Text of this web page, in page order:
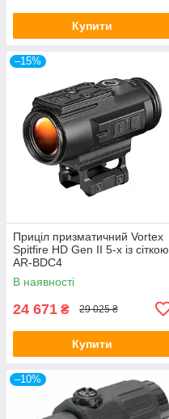
Купити
–15%
Приціл призматичний Vortex
Spitfire HD Gen II 5-х із сіткою
AR-BDC4
В наявності
24 671 ₴ 29 025 ₴
Купити
–10%